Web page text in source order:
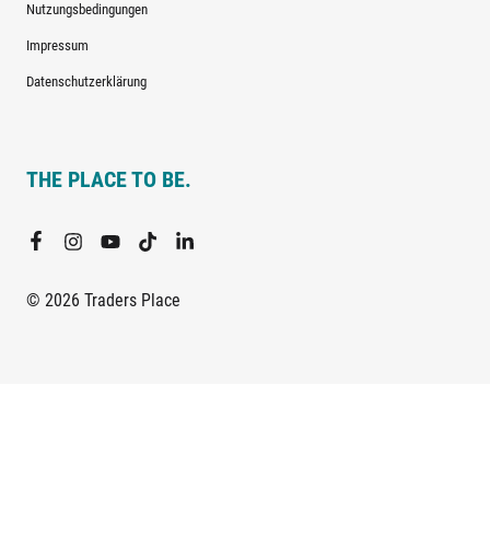
Nutzungsbedingungen
Impressum
Datenschutzerklärung
THE PLACE TO BE.
© 2026 Traders Place